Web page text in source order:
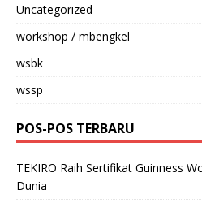
Uncategorized
workshop / mbengkel
wsbk
wssp
POS-POS TERBARU
TEKIRO Raih Sertifikat Guinness
Dunia